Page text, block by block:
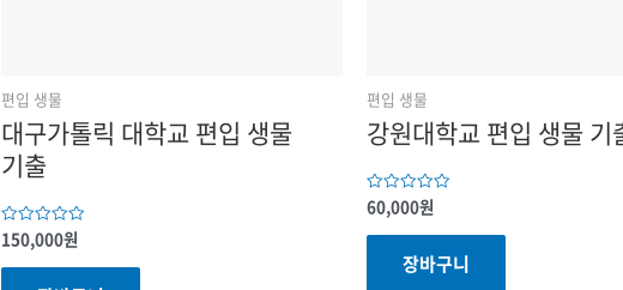
편입 생물
대구가톨릭 대학교 편입 생물
기출
5
중에서
0
150,000원
편입 생물
강원대학교 편입 생물 기
5
중에서
0
평가됨
60,000원
장바구니